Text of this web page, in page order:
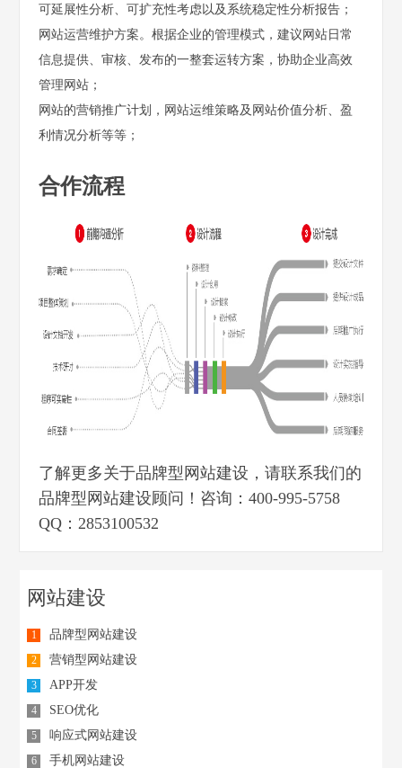
可延展性分析、可扩充性考虑以及系统稳定性分析报告；
网站运营维护方案。根据企业的管理模式，建议网站日常
信息提供、审核、发布的一整套运转方案，协助企业高效
管理网站；
网站的营销推广计划，网站运维策略及网站价值分析、盈
利情况分析等等；
合作流程
了解更多关于品牌型网站建设，请联系我们的
品牌型网站建设顾问！咨询：400-995-5758
QQ：2853100532
网站建设
1 品牌型网站建设
2 营销型网站建设
3 APP开发
4 SEO优化
5 响应式网站建设
6 手机网站建设